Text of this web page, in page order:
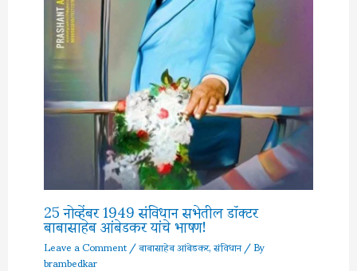
25 नोव्हेंबर 1949 संविधान सभेतील डॉक्टर
बाबासाहेब आंबेडकर यांचे भाषण!
Leave a Comment/बाबासाहेब आंबेडकर,संविधान/ By
brambedkar